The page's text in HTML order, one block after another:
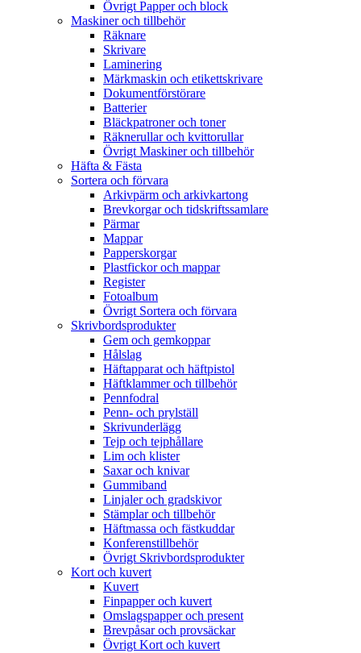
Övrigt Papper och block
Maskiner och tillbehör
Räknare
Skrivare
Laminering
Märkmaskin och etikettskrivare
Dokumentförstörare
Batterier
Bläckpatroner och toner
Räknerullar och kvittorullar
Övrigt Maskiner och tillbehör
Häfta & Fästa
Sortera och förvara
Arkivpärm och arkivkartong
Brevkorgar och tidskriftssamlare
Pärmar
Mappar
Papperskorgar
Plastfickor och mappar
Register
Fotoalbum
Övrigt Sortera och förvara
Skrivbordsprodukter
Gem och gemkoppar
Hålslag
Häftapparat och häftpistol
Häftklammer och tillbehör
Pennfodral
Penn- och prylställ
Skrivunderlägg
Tejp och tejphållare
Lim och klister
Saxar och knivar
Gummiband
Linjaler och gradskivor
Stämplar och tillbehör
Häftmassa och fästkuddar
Konferenstillbehör
Övrigt Skrivbordsprodukter
Kort och kuvert
Kuvert
Finpapper och kuvert
Omslagspapper och present
Brevpåsar och provsäckar
Övrigt Kort och kuvert